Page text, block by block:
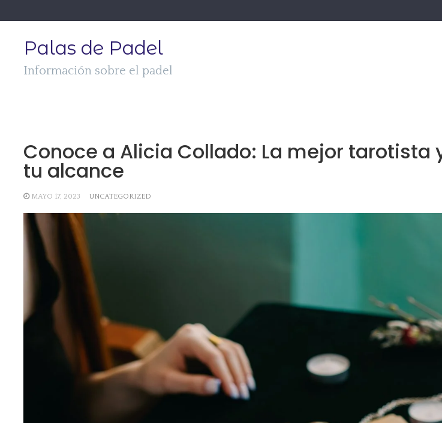
to
Palas de Padel
Información sobre el padel
Conoce a Alicia Collado: La mejor tarotista
tu alcance
MAYO 17, 2023 UNCATEGORIZED